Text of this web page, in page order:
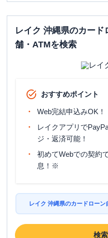
レイク 沖縄県のカー
舗・ATMを検索
おすすめポイント
Web完結申込みOK！
レイクアプリで
ジ・返済可能！
初めてWebでの契約
息！※
レイク 沖縄県のカードロー
検